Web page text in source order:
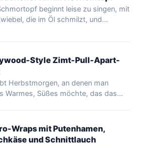
beginnt leise zu singen, mit
die im Öl schmilzt, und…
Style Zimt-Pull-Apart-
Herbstmorgen, an denen man
Warmes, Süßes möchte, das das
Wraps mit Putenhamen,
und Schnittlauch